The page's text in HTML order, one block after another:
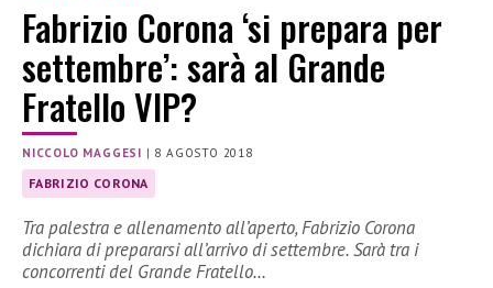
Fabrizio Corona ‘si prepara per
settembre’: sarà al Grande
Fratello VIP?
NICCOLO MAGGESI | 8 AGOSTO 2018
FABRIZIO CORONA
Tra palestra e allenamento all’aperto, Fabrizio Corona
dichiara di prepararsi all’arrivo di settembre. Sarà tra i
concorrenti del Grande Fratello…